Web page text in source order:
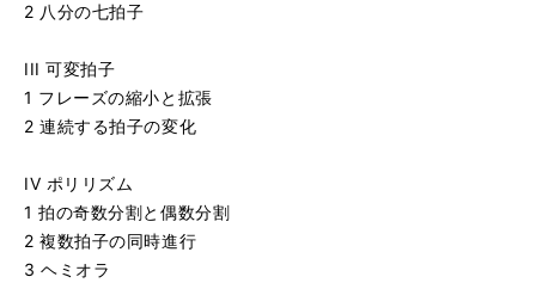
2 八分の七拍子
III 可変拍子
1 フレーズの縮小と拡張
2 連続する拍子の変化
IV ポリリズム
1 拍の奇数分割と偶数分割
2 複数拍子の同時進行
3 ヘミオラ